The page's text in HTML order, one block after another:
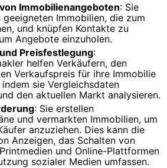
Immobilienangeboten: Sie
geeigneten Immobilien, die zum
und knüpfen Kontakte zu
Angebote einzuholen.
Preisfestlegung:
helfen Verkäufern, den
Verkaufspreis für ihre Immobilie
sie Vergleichsdaten
den aktuellen Markt analysieren.
: Sie erstellen
und vermarkten Immobilien, um
anzuziehen. Dies kann die
Anzeigen, das Schalten von
und Online-Plattformen
sozialer Medien umfassen.